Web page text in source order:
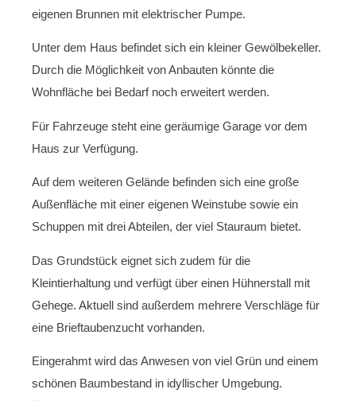
eigenen Brunnen mit elektrischer Pumpe.
Unter dem Haus befindet sich ein kleiner Gewölbekeller.
Durch die Möglichkeit von Anbauten könnte die
Wohnfläche bei Bedarf noch erweitert werden.
Für Fahrzeuge steht eine geräumige Garage vor dem
Haus zur Verfügung.
Auf dem weiteren Gelände befinden sich eine große
Außenfläche mit einer eigenen Weinstube sowie ein
Schuppen mit drei Abteilen, der viel Stauraum bietet.
Das Grundstück eignet sich zudem für die
Kleintierhaltung und verfügt über einen Hühnerstall mit
Gehege. Aktuell sind außerdem mehrere Verschläge für
eine Brieftaubenzucht vorhanden.
Eingerahmt wird das Anwesen von viel Grün und einem
schönen Baumbestand in idyllischer Umgebung.